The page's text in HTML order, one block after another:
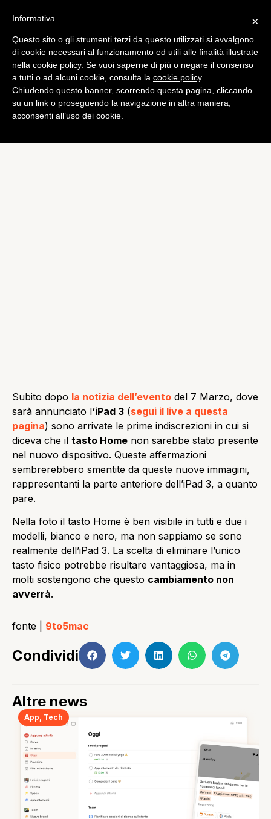
Tech
iPad 3, trapelano nuove
immagini con il tasto Home
di Piermanuele Sberni
Subito dopo la notizia dell’evento del 7 Marzo, dove
sarà annunciato l‘iPad 3 (segui il live a questa
pagina) sono arrivate le prime indiscrezioni in cui si
diceva che il tasto Home non sarebbe stato presente
nel nuovo dispositivo. Queste affermazioni
sembrerebbero smentite da queste nuove immagini,
rappresentanti la parte anteriore dell’iPad 3, a quanto
pare.
Nella foto il tasto Home è ben visibile in tutti e due i
modelli, bianco e nero, ma non sappiamo se sono
realmente dell’iPad 3. La scelta di eliminare l’unico
tasto fisico potrebbe risultare vantaggiosa, ma in
molti sostengono che questo cambiamento non
avverrà.
fonte | 9to5mac
Condividi
Altre news
App, Tech
×
Informativa
Questo sito o gli strumenti terzi da questo utilizzati si avvalgono
di cookie necessari al funzionamento ed utili alle finalità illustrate
nella cookie policy. Se vuoi saperne di più o negare il consenso
a tutti o ad alcuni cookie, consulta la cookie policy.
Chiudendo questo banner, scorrendo questa pagina, cliccando
su un link o proseguendo la navigazione in altra maniera,
acconsenti all’uso dei cookie.